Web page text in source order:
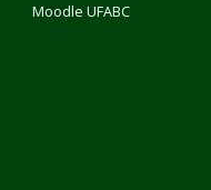
Moodle UFABC